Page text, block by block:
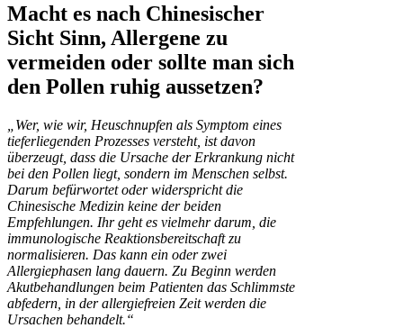
Macht es nach Chinesischer
Sicht Sinn, Allergene zu
vermeiden oder sollte man sich
den Pollen ruhig aussetzen?
„Wer, wie wir, Heuschnupfen als Symptom eines
tieferliegenden Prozesses versteht, ist davon
überzeugt, dass die Ursache der Erkrankung nicht
bei den Pollen liegt, sondern im Menschen selbst.
Darum befürwortet oder widerspricht die
Chinesische Medizin keine der beiden
Empfehlungen. Ihr geht es vielmehr darum, die
immunologische Reaktionsbereitschaft zu
normalisieren. Das kann ein oder zwei
Allergiephasen lang dauern. Zu Beginn werden
Akutbehandlungen beim Patienten das Schlimmste
abfedern, in der allergiefreien Zeit werden die
Ursachen behandelt.“